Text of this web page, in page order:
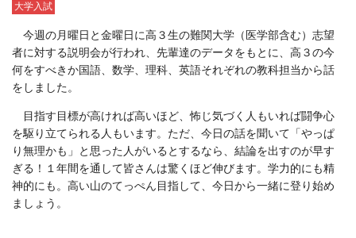
大学入試
今週の月曜日と金曜日に高３生の難関大学（医学部含む）志望
者に対する説明会が行われ、先輩達のデータをもとに、高３の今
何をすべきか国語、数学、理科、英語それぞれの教科担当から話
をしました。
目指す目標が高ければ高いほど、怖じ気づく人もいれば闘争心
を駆り立てられる人もいます。ただ、今日の話を聞いて「やっぱ
り無理かも」と思った人がいるとするなら、結論を出すのが早す
ぎる！１年間を通して皆さんは驚くほど伸びます。学力的にも精
神的にも。高い山のてっぺん目指して、今日から一緒に登り始め
ましょう。